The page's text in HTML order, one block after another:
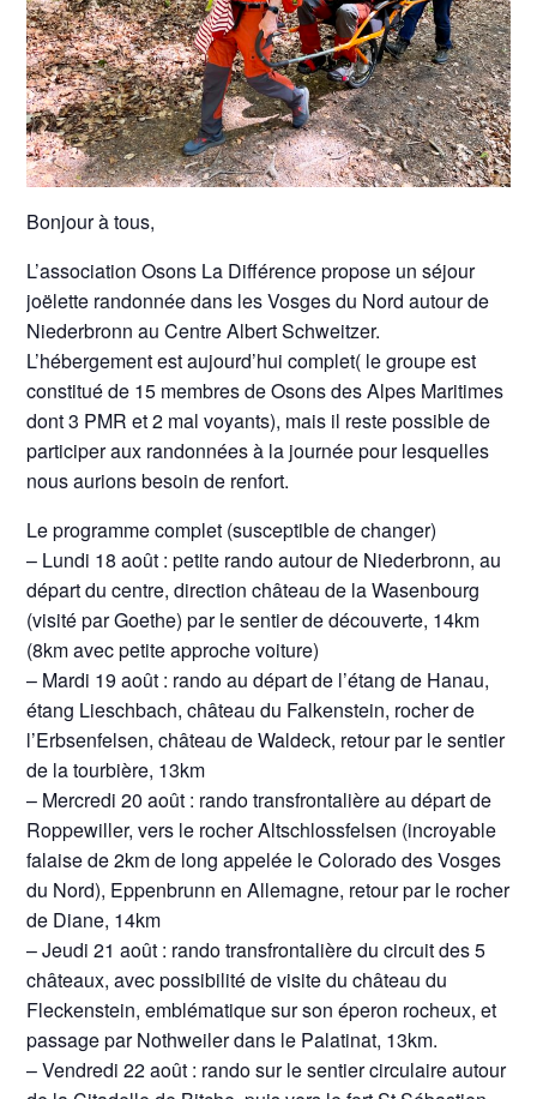
Bonjour à tous,
L’association Osons La Différence propose un séjour
joëlette randonnée dans les Vosges du Nord autour de
Niederbronn au Centre Albert Schweitzer.
L’hébergement est aujourd’hui complet( le groupe est
constitué de 15 membres de Osons des Alpes Maritimes
dont 3 PMR et 2 mal voyants), mais il reste possible de
participer aux randonnées à la journée pour lesquelles
nous aurions besoin de renfort.
Le programme complet (susceptible de changer)
– Lundi 18 août : petite rando autour de Niederbronn, au
départ du centre, direction château de la Wasenbourg
(visité par Goethe) par le sentier de découverte, 14km
(8km avec petite approche voiture)
– Mardi 19 août : rando au départ de l’étang de Hanau,
étang Lieschbach, château du Falkenstein, rocher de
l’Erbsenfelsen, château de Waldeck, retour par le sentier
de la tourbière, 13km
– Mercredi 20 août : rando transfrontalière au départ de
Roppewiller, vers le rocher Altschlossfelsen (incroyable
falaise de 2km de long appelée le Colorado des Vosges
du Nord), Eppenbrunn en Allemagne, retour par le rocher
de Diane, 14km
– Jeudi 21 août : rando transfrontalière du circuit des 5
châteaux, avec possibilité de visite du château du
Fleckenstein, emblématique sur son éperon rocheux, et
passage par Nothweiler dans le Palatinat, 13km.
– Vendredi 22 août : rando sur le sentier circulaire autour